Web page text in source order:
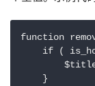
function
if (
    }